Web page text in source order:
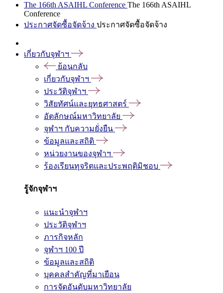
The 166th ASAIHL Conference The 166th ASAIHL
Conference
ประกาศจัดซื้อจัดจ้าง ประกาศจัดซื้อจัดจ้าง
เกี่ยวกับจุฬาฯ
ย้อนกลับ
เกี่ยวกับจุฬาฯ
ประวัติจุฬาฯ
วิสัยทัศน์และยุทธศาสตร์
อัตลักษณ์มหาวิทยาลัย
จุฬาฯ กับความยั่งยืน
ข้อมูลและสถิติ
หน่วยงานของจุฬาฯ
ร้องเรียนทุจริตและประพฤติมิชอบ
รู้จักจุฬาฯ
แนะนำจุฬาฯ
ประวัติจุฬาฯ
ภารกิจหลัก
จุฬาฯ 100 ปี
ข้อมูลและสถิติ
บุคคลสำคัญที่มาเยือน
การจัดอันดับมหาวิทยาลัย